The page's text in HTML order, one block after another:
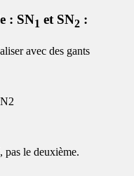
: SN1 et SN2 :
avec des gants
pas le deuxième.